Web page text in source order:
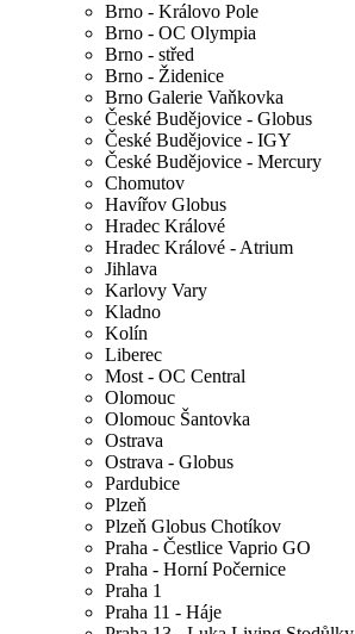
Brno - Královo Pole
Brno - OC Olympia
Brno - střed
Brno - Židenice
Brno Galerie Vaňkovka
České Budějovice - Globus
České Budějovice - IGY
České Budějovice - Mercury
Chomutov
Havířov Globus
Hradec Králové
Hradec Králové - Atrium
Jihlava
Karlovy Vary
Kladno
Kolín
Liberec
Most - OC Central
Olomouc
Olomouc Šantovka
Ostrava
Ostrava - Globus
Pardubice
Plzeň
Plzeň Globus Chotíkov
Praha - Čestlice Vaprio GO
Praha - Horní Počernice
Praha 1
Praha 11 - Háje